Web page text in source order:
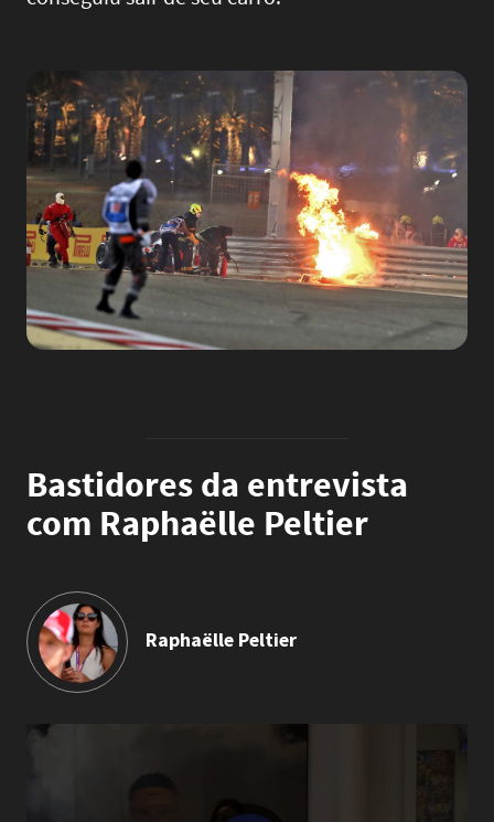
Bastidores da entrevista
com Raphaëlle Peltier
Raphaëlle Peltier
Image